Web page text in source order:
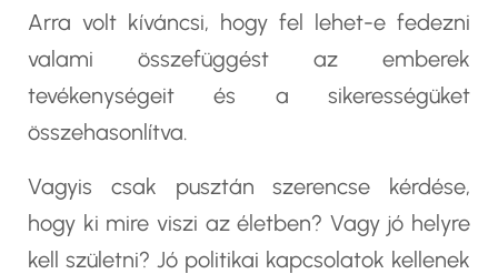
Arra volt kíváncsi, hogy fel lehet-e fedezni
valami összefüggést az emberek
tevékenységeit és a sikerességüket
összehasonlítva.
Vagyis csak pusztán szerencse kérdése,
hogy ki mire viszi az életben? Vagy jó helyre
kell születni? Jó politikai kapcsolatok kellenek